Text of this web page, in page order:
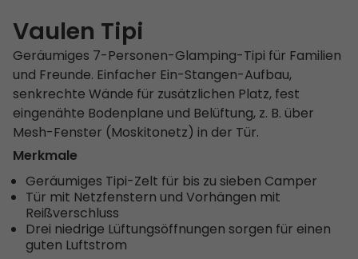
Vaulen Tipi
Geräumiges 7-Personen-Glamping-Tipi für Familien
und Freunde. Einfacher Ein-Stangen-Aufbau,
senkrechte Wände für zusätzlichen Platz, fest
eingenähte Bodenplane und Belüftung, z. B. über
Mesh-Fenster (Moskitonetz) in der Tür.
Merkmale
Geräumiges Tipi-Zelt für bis zu sieben Camper
Tür mit Netzfenstern und Vorhängen mit
Reißverschluss
Drei niedrige Lüftungsöffnungen sorgen für einen
guten Luftstrom